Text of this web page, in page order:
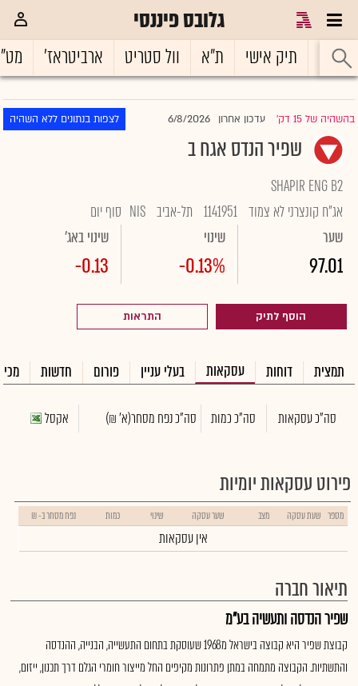
גלובס פיננסי
ראשי תיק אישי ת"א וול סטריט ארביטראז'
בהשהיה של 15 דק' |עדכון אחרון 6/8/2026 לצפות בנתונים ללא השהיה
שפיר הנדס אגח ב
SHAPIR ENG B2
אג"ח קונצרני לא צמוד 1141951 תל-אביב NIS סוף יום
שער
97.01
שינוי
-0.13%
שינוי באג'
-0.13
הוסף לתיק התראות
תמצית דוחות עסקאות בעלי עניין פורום חדשות
סה"כ עסקאות סה"כ כמות סה"כ נפח מסחר(א' ₪) אקסל
פירוט עסקאות יומיות
מספר שעת עסקה מצב שער עסקה שינוי כמות נפח מסחר ב- ₪
אין עסקאות
תיאור חברה
שפיר הנדסה ותעשיה בע"מ
קבוצת שפיר היא קבוצה בישראל מ1968 שעוסקת בתחום התעשייה, הבנייה, ההנדסה
והתשתיות. הקבוצה מתמחה במתן פתרונות מקיפים החל מייצור חומרי הגלם דרך תכנון, ייזום,